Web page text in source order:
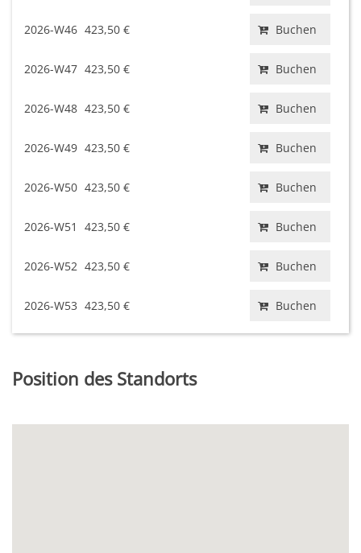
2026-W46 423,50 € Buchen
2026-W47 423,50 € Buchen
2026-W48 423,50 € Buchen
2026-W49 423,50 € Buchen
2026-W50 423,50 € Buchen
2026-W51 423,50 € Buchen
2026-W52 423,50 € Buchen
2026-W53 423,50 € Buchen
Position des Standorts